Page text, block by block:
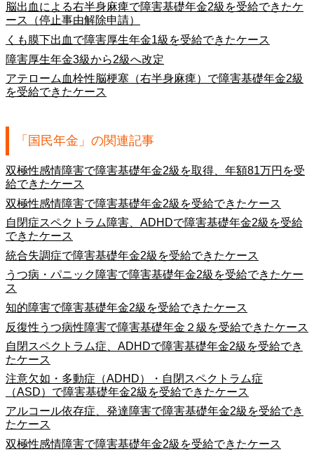
脳出血による右半身麻痺で障害基礎年金2級を受給できたケ
ース（停止事由解除申請）
くも膜下出血で障害厚生年金1級を受給できたケース
障害厚生年金3級から2級へ改定
アテローム血栓性脳梗塞（右半身麻痺）で障害基礎年金2級
を受給できたケース
「国民年金」の関連記事
双極性感情障害で障害基礎年金2級を取得、年額81万円を受
給できたケース
双極性感情障害で障害基礎年金2級を受給できたケース
自閉症スペクトラム障害、ADHDで障害基礎年金2級を受給
できたケース
統合失調症で障害基礎年金2級を受給できたケース
うつ病・パニック障害で障害基礎年金2級を受給できたケー
ス
知的障害で障害基礎年金2級を受給できたケース
反復性うつ病性障害で障害基礎年金２級を受給できたケース
自閉スペクトラム症、ADHDで障害基礎年金2級を受給でき
たケース
注意欠如・多動症（ADHD）・自閉スペクトラム症
（ASD）で障害基礎年金2級を受給できたケース
アルコール依存症、発達障害で障害基礎年金2級を受給でき
たケース
双極性感情障害で障害基礎年金2級を受給できたケース